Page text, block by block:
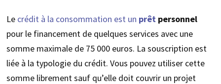
Le crédit à la consommation est un prêtpersonnel
pour le financement de quelques services avec une
somme maximale de 75 000 euros. La souscription est
liée à la typologie du crédit. Vous pouvez utiliser cette
somme librement sauf qu’elle doit couvrir un projet